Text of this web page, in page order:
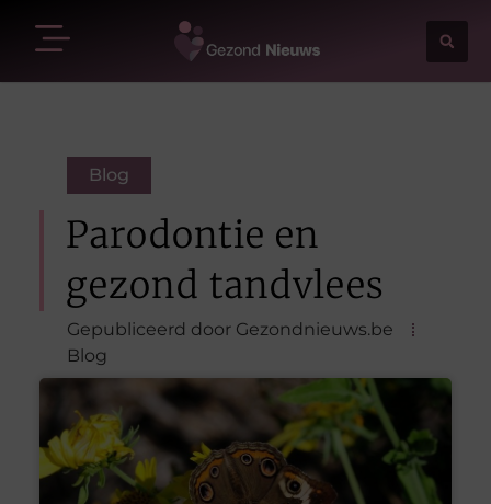
Blog
Parodontie en
gezond tandvlees
Gepubliceerd door Gezondnieuws.be
Blog